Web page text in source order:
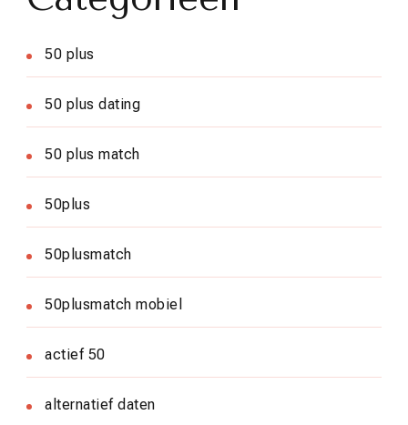
50 plus
50 plus dating
50 plus match
50plus
50plusmatch
50plusmatch mobiel
actief 50
alternatief daten